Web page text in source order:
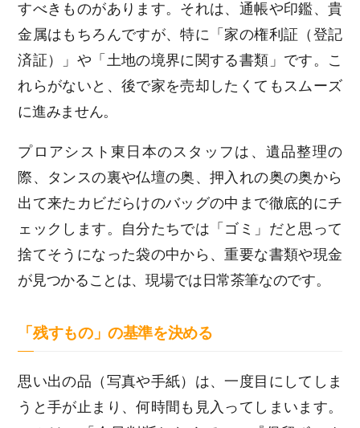
すべきものがあります。それは、通帳や印鑑、貴
金属はもちろんですが、特に「家の権利証（登記
済証）」や「土地の境界に関する書類」です。こ
れらがないと、後で家を売却したくてもスムーズ
に進みません。
プロアシスト東日本のスタッフは、遺品整理の
際、タンスの裏や仏壇の奥、押入れの奥の奥から
出て来たカビだらけのバッグの中まで徹底的にチ
ェックします。自分たちでは「ゴミ」だと思って
捨てそうになった袋の中から、重要な書類や現金
が見つかることは、現場では日常茶筆なのです。
「残すもの」の基準を決める
思い出の品（写真や手紙）は、一度目にしてしま
うと手が止まり、何時間も見入ってしまいます。